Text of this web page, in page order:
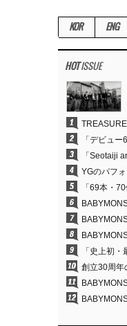
KOR ENG
HOTISSUE
1
2
3
4
5
6
7
8
9
10
11
12